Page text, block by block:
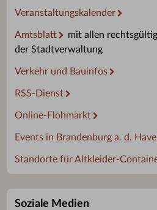
Veranstaltungskalender
Amtsblatt
mit allen
der Stadtverwaltung
Verkehr und Bauinfos
RSS-Dienst
Online-Flohmarkt
Events in Brandenburg a. d. Havel
Standorte für Altkleider-
Soziale Medien